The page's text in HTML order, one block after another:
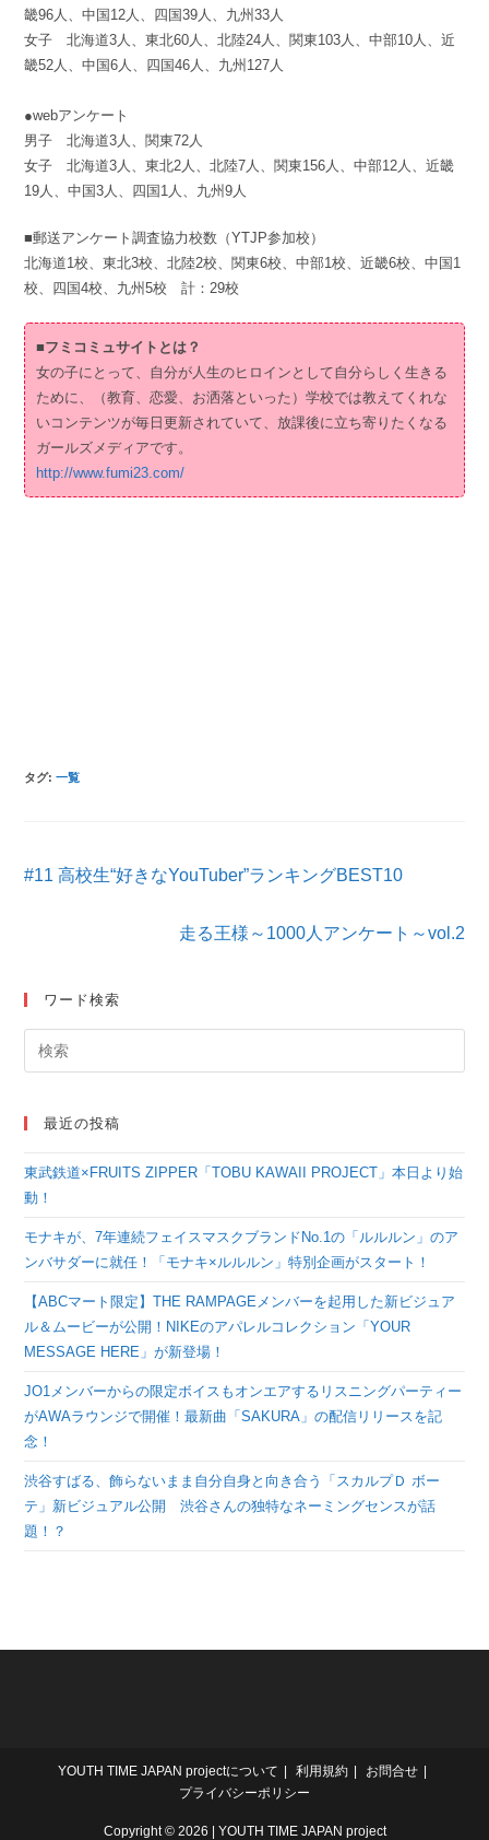
畿96人、中国12人、四国39人、九州33人
女子 北海道3人、東北60人、北陸24人、関東103人、中部10人、近
畿52人、中国6人、四国46人、九州127人
●webアンケート
男子 北海道3人、関東72人
女子 北海道3人、東北2人、北陸7人、関東156人、中部12人、近畿
19人、中国3人、四国1人、九州9人
■郵送アンケート調査協力校数（YTJP参加校）
北海道1校、東北3校、北陸2校、関東6校、中部1校、近畿6校、中国1
校、四国4校、九州5校 計：29校
■フミコミュサイトとは？
女の子にとって、自分が人生のヒロインとして自分らしく生きる
ために、（教育、恋愛、お洒落といった）学校では教えてくれな
いコンテンツが毎日更新されていて、放課後に立ち寄りたくなる
ガールズメディアです。
http://www.fumi23.com/
タグ:一覧
の
読
む
#11 高校生“好きなYouTuber”ランキングBEST10
走る王様～1000人アンケート～vol.2
ワード検索
最近の投稿
東武鉄道×FRUITS ZIPPER「TOBU KAWAII PROJECT」本日より始
動！
モナキが、7年連続フェイスマスクブランドNo.1の「ルルルン」のア
ンバサダーに就任！「モナキ×ルルルン」特別企画がスタート！
【ABCマート限定】THE RAMPAGEメンバーを起用した新ビジュア
ル＆ムービーが公開！NIKEのアパレルコレクション「YOUR
MESSAGE HERE」が新登場！
JO1メンバーからの限定ボイスもオンエアするリスニングパーティー
がAWAラウンジで開催！最新曲「SAKURA」の配信リリースを記
念！
渋谷すばる、飾らないまま自分自身と向き合う「スカルプＤ ボー
テ」新ビジュアル公開 渋谷さんの独特なネーミングセンスが話
題！？
YOUTH TIME JAPAN projectについて 利用規約
お問合せ
プライバシーポリシー
Copyright © 2026 | YOUTH TIME JAPAN project